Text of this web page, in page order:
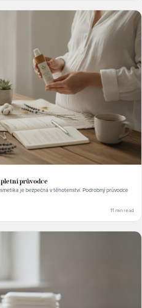
průvodce
je bezpečná v těhotenství. Podrobný průvodce
11 min read